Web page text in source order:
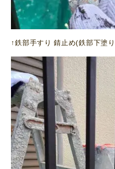
↑鉄部手すり 錆止め(鉄部下塗